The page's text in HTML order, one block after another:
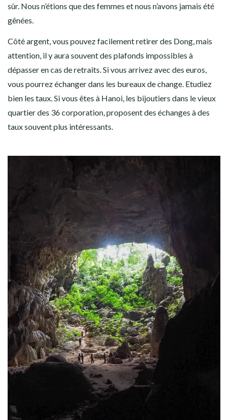
sûr. Nous n’étions que des femmes et nous n’avons jamais été
gênées.
Côté argent, vous pouvez facilement retirer des Dong, mais
attention, il y aura souvent des plafonds impossibles à
dépasser en cas de retraits. Si vous arrivez avec des euros,
vous pourrez échanger dans les bureaux de change. Etudiez
bien les taux. Si vous êtes à Hanoi, les bijoutiers dans le vieux
quartier des 36 corporation, proposent des échanges à des
taux souvent plus intéressants.